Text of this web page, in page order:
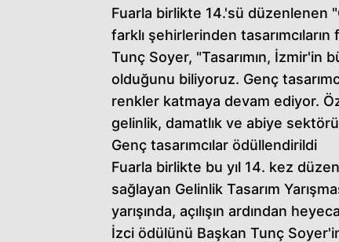
Fuarla birlikte 14.'sü düzenlenen
farklı şehirlerinden
Tunç Soyer, "Tasarımın, İzmir'in
olduğunu biliyoruz. Genç
renkler katmaya devam ediyor.
gelinlik, damatlık ve abiye
Genç tasarımcılar ödüllendirildi
Fuarla birlikte bu yıl 14. kez
sağlayan Gelinlik Tasarım
yarışında, açılışın ardından
İzci ödülünü Başkan Tunç